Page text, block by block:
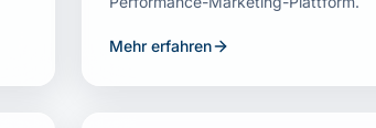
Mehr erfahren